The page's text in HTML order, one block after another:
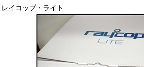
レイコップ・ライト